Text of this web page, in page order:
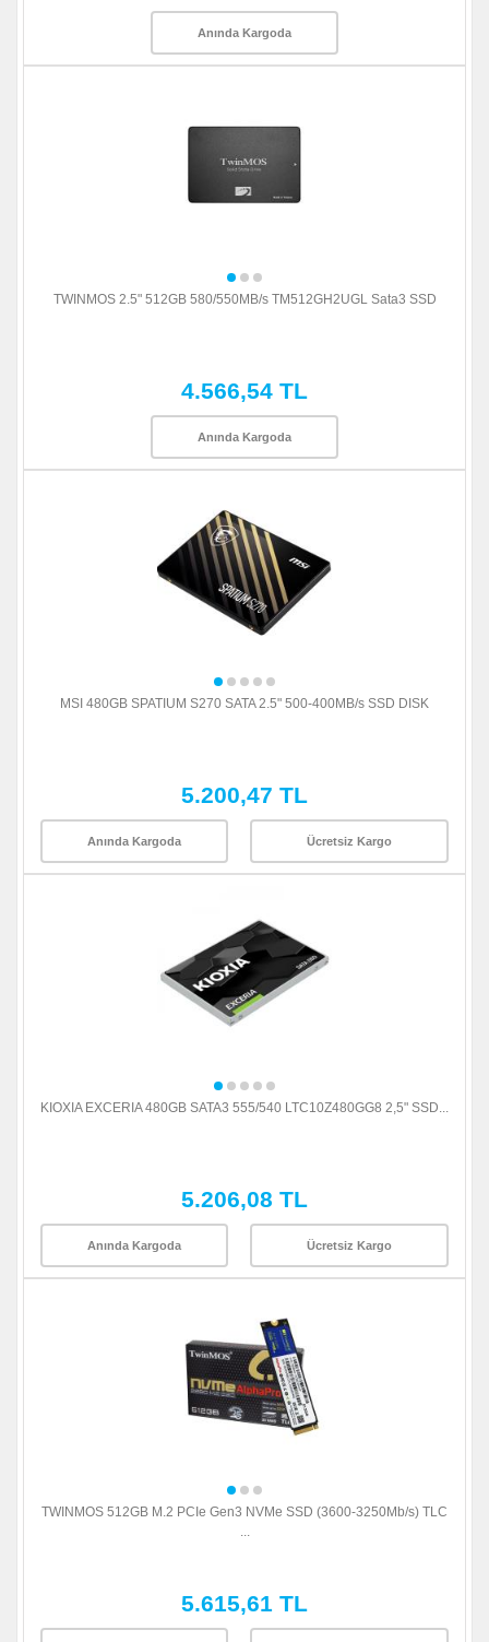
Anında Kargoda
TWINMOS 2.5" 512GB 580/550MB/s TM512GH2UGL Sata3 SSD
4.566,54 TL
Anında Kargoda
MSI 480GB SPATIUM S270 SATA 2.5" 500-400MB/s SSD DISK
5.200,47 TL
Anında Kargoda Ücretsiz Kargo
KIOXIA EXCERIA 480GB SATA3 555/540 LTC10Z480GG8 2,5" SSD...
5.206,08 TL
Anında Kargoda Ücretsiz Kargo
TWINMOS 512GB M.2 PCIe Gen3 NVMe SSD (3600-3250Mb/s) TLC
...
5.615,61 TL